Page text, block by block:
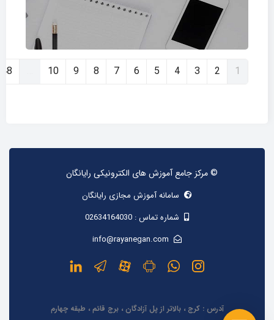
1
2
3
4
5
6
7
8
9
10
48
© مرکز جامع آموزش های الکترونیکی رایانگان
سامانه آموزش مجازی رایانگان
شماره تماس : 02634164030
info@rayanegan.com
آدرس : کرج ، بالاتر از پل آزادگان ، برج قائم ، طبقه چهارم